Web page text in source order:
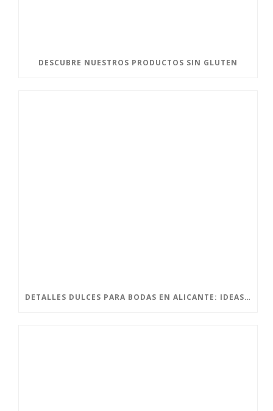
DESCUBRE NUESTROS PRODUCTOS SIN GLUTEN
DETALLES DULCES PARA BODAS EN ALICANTE: IDEAS CON ENCANTO PARA SORPRENDER A TUS INVITADOS